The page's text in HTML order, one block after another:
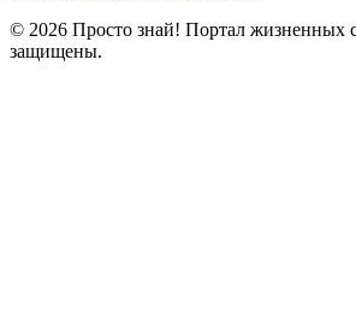
© 2026 Просто знай! Портал жизненных
защищены.